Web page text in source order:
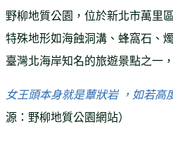
野柳地質公園，位於新北市萬里
特殊地形如海蝕洞溝、蜂窩石、
臺灣北海岸知名的旅遊景點之一
女王頭本身就是蕈狀岩 ，如若
源：野柳地質公園網站）